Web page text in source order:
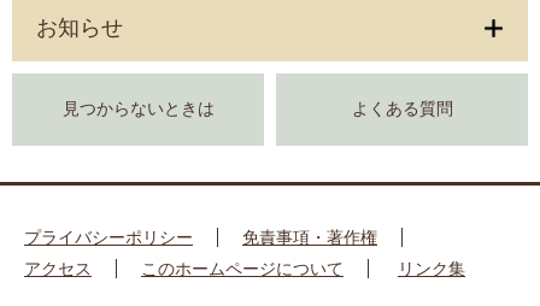
お知らせ
見つからないときは よくある質問
プライバシーポリシー
免責事項・著作権
アクセス
このホームページについて リンク集